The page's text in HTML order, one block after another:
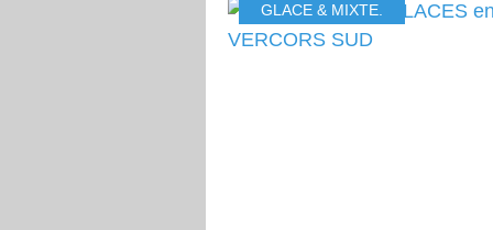
GLACE & MIXTE.